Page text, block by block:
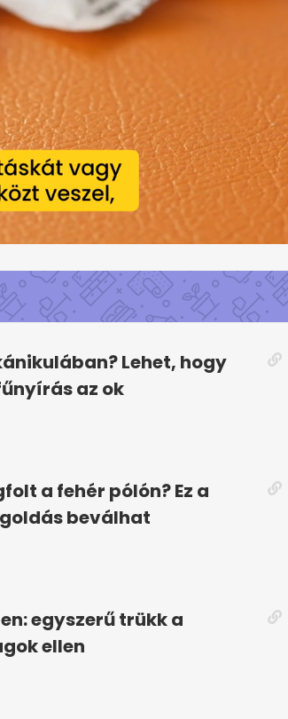
Lehet, hogy
az ok
a fehér pólón? Ez a
beválhat
egyszerű trükk a
ellen